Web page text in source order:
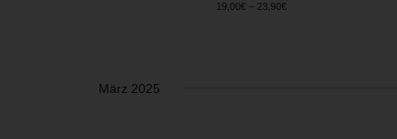
19,00€ – 23,90€
März 2025